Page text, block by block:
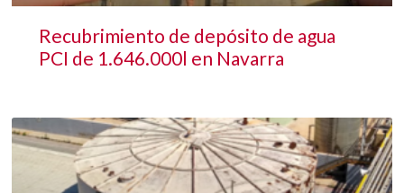
Recubrimiento de depósito de agua
PCI de 1.646.000l en Navarra